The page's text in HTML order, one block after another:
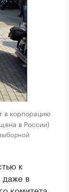
в корпорацию
в России)
к
даже в
комитета